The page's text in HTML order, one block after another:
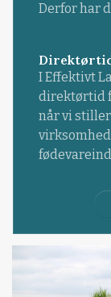
Derfor har
I Effektivt
direktørtid
når vi